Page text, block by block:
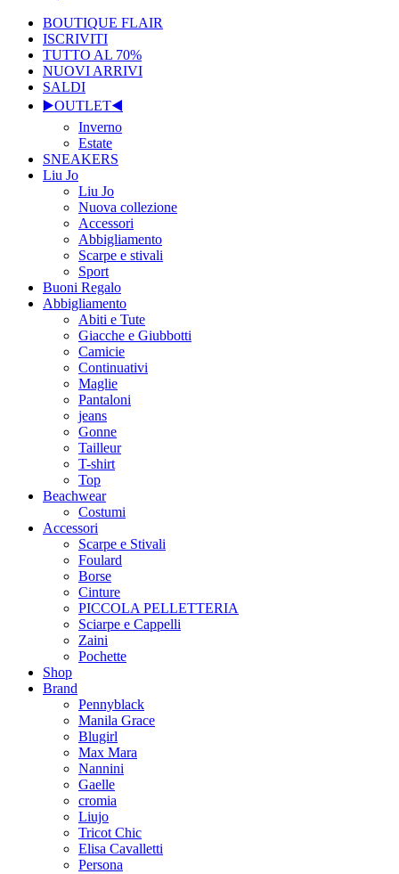
BOUTIQUE FLAIR
ISCRIVITI
TUTTO AL 70%
NUOVI ARRIVI
SALDI
▶️OUTLET◀️
Inverno
Estate
SNEAKERS
Liu Jo
Liu Jo
Nuova collezione
Accessori
Abbigliamento
Scarpe e stivali
Sport
Buoni Regalo
Abbigliamento
Abiti e Tute
Giacche e Giubbotti
Camicie
Continuativi
Maglie
Pantaloni
jeans
Gonne
Tailleur
T-shirt
Top
Beachwear
Costumi
Accessori
Scarpe e Stivali
Foulard
Borse
Cinture
PICCOLA PELLETTERIA
Sciarpe e Cappelli
Zaini
Pochette
Shop
Brand
Pennyblack
Manila Grace
Blugirl
Max Mara
Nannini
Gaelle
cromia
Liujo
Tricot Chic
Elisa Cavalletti
Persona